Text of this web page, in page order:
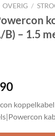
OVERIG /
B) – 1.5
Huidige
is:
€15.90.